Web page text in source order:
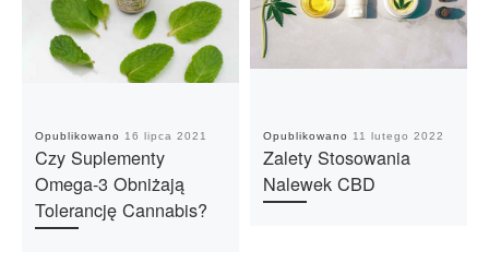
Opublikowano 16 lipca 2021
Czy Suplementy
Omega-3 Obniżają
Tolerancję Cannabis?
Opublikowano 11 lutego 2022
Zalety Stosowania
Nalewek CBD